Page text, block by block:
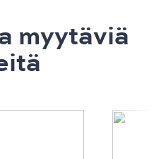
​​myytäviä